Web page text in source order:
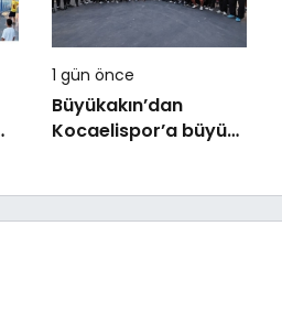
1 gün önce
Büyükakın’dan
Kocaelispor’a büyük